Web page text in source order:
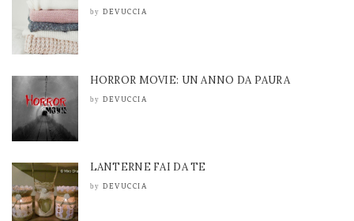
by DEVUCCIA
HORROR MOVIE: UN ANNO DA PAURA
by DEVUCCIA
LANTERNE FAI DA TE
by DEVUCCIA